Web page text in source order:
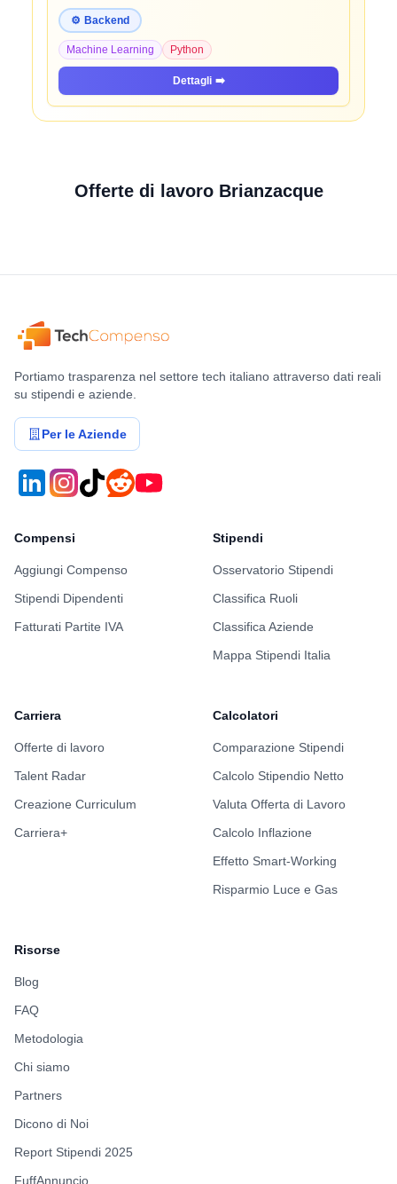
⚙️ Backend
Machine Learning Python
Dettagli ➡️
Offerte di lavoro Brianzacque
Portiamo trasparenza nel settore tech italiano attraverso dati reali
su stipendi e aziende.
Per le Aziende
Compensi
Aggiungi Compenso
Stipendi Dipendenti
Fatturati Partite IVA
Stipendi
Osservatorio Stipendi
Classifica Ruoli
Classifica Aziende
Mappa Stipendi Italia
Carriera
Offerte di lavoro
Talent Radar
Creazione Curriculum
Carriera+
Calcolatori
Comparazione Stipendi
Calcolo Stipendio Netto
Valuta Offerta di Lavoro
Calcolo Inflazione
Effetto Smart-Working
Risparmio Luce e Gas
Risorse
Blog
FAQ
Metodologia
Chi siamo
Partners
Dicono di Noi
Report Stipendi 2025
FuffAnnuncio